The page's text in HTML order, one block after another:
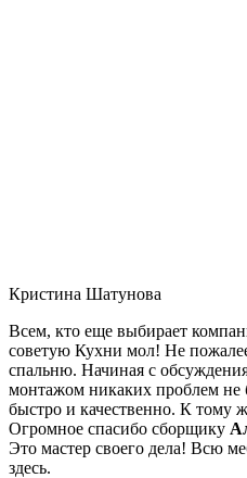
Кристина Шатунова
Всем, кто еще выбирает
советую Кухни мол! Не
спальню. Начиная с обсуждения
монтажом никаких проблем не
быстро и качественно. К тому
Огромное спасибо сборщику
Это мастер своего дела! Всю
здесь.